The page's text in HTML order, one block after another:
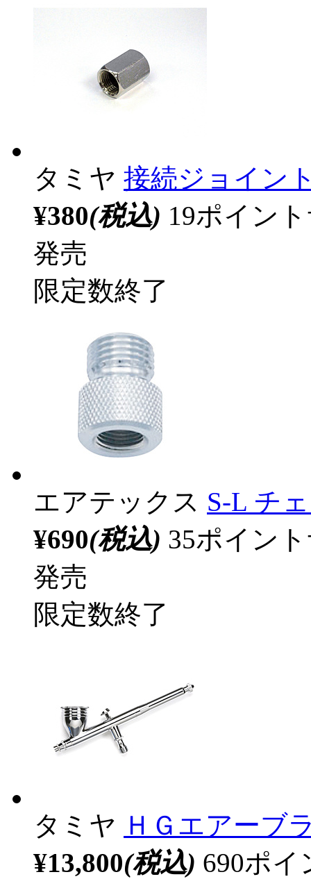
タミヤ 接続ジョイン
¥380(税込) 19ポイン
発売
限定数終了
エアテックス S-L チ
¥690(税込) 35ポイン
発売
限定数終了
タミヤ ＨＧエアーブ
¥13,800(税込) 690ポ